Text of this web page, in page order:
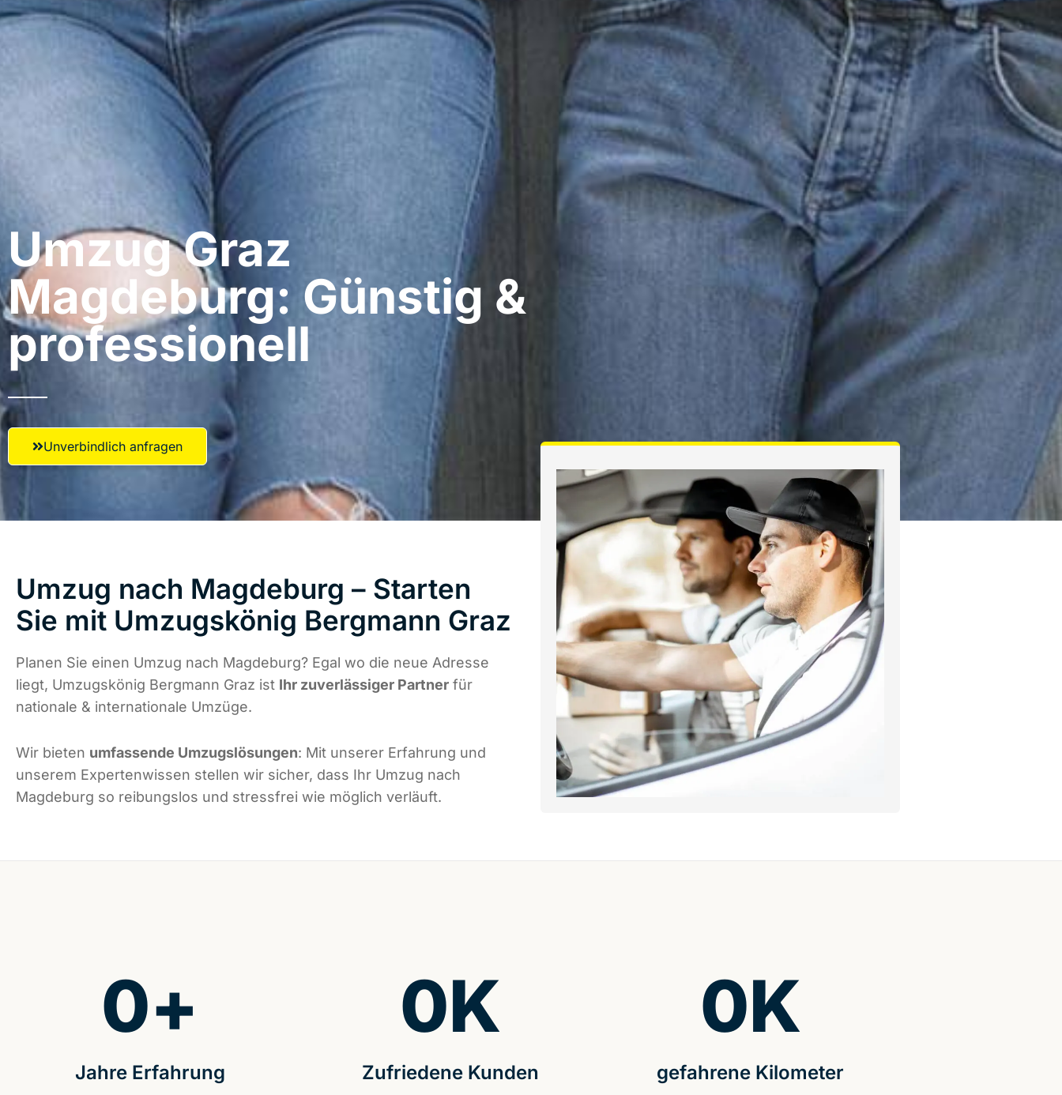
Umzug Graz​
Magdeburg: Günstig &
professionell​
Unverbindlich anfragen
Umzug nach Magdeburg – Starten
Sie mit Umzugskönig Bergmann Graz
Planen Sie einen Umzug nach Magdeburg? Egal wo die neue Adresse
liegt, Umzugskönig Bergmann Graz ist Ihr zuverlässiger Partner für
nationale & internationale Umzüge.
Wir bieten umfassende Umzugslösungen: Mit unserer Erfahrung und
unserem Expertenwissen stellen wir sicher, dass Ihr Umzug nach
Magdeburg so reibungslos und stressfrei wie möglich verläuft.
Jahre Erfahrung
0+
Zufriedene Kunden
0K
gefahrene Kilometer
0K